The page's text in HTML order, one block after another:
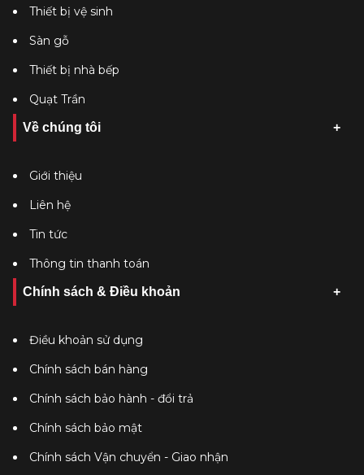
Thiết bị vệ sinh
Sàn gỗ
Thiết bị nhà bếp
Quạt Trần
Về chúng tôi
Giới thiệu
Liên hệ
Tin tức
Thông tin thanh toán
Chính sách & Điều khoản
Điều khoản sử dụng
Chính sách bán hàng
Chính sách bảo hành - đổi trả
Chính sách bảo mật
Chính sách Vận chuyển - Giao nhận